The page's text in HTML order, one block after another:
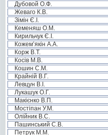
Дубовой О.Ф.
Жеваго К.В.
Зімін Є.І.
Кеменяш О.М.
Кирильчук Є.І.
Кожем’якін А.А.
Корж В.Т.
Косів М.В.
Кошин С.М.
Крайній В.Г.
Левцун В.І.
Лукашук О.Г.
Макієнко В.П.
Мостіпан У.М.
Олійник В.С.
Пашинський С.В.
Петрук М.М.